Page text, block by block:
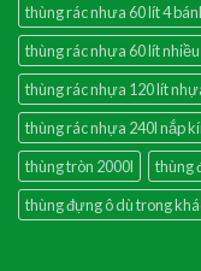
thùng rác nhưa 60 lít 4
thùng rác nhựa 60 lít
thùng rác nhựa 120 lít
thùng rác nhựa 240l nắp
thùng tròn 2000l
thùng
thùng đựng ô dù trong